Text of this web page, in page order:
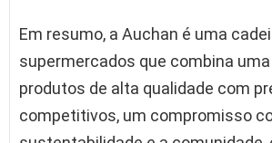
Em resumo, a Auchan é uma
supermercados que combina
produtos de alta qualidade com
competitivos, um compromisso